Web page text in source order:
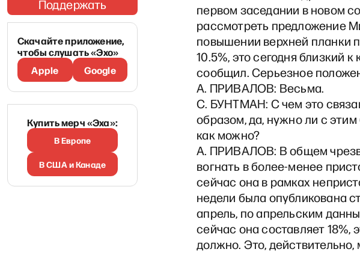
Поддержать
Скачайте приложение,
чтобы слушать «Эхо»
Apple
Google
Купить мерч «Эха»:
В Европе
В США и Канаде
первом заседании в новом
рассмотреть предложение
повышении верхней планки
10.5%, это сегодня близкий
сообщил. Серьезное
А. ПРИВАЛОВ: Весьма.
С. БУНТМАН: С чем это
образом, да, нужно ли с этим
как можно?
А. ПРИВАЛОВ: В общем
вогнать в более-менее
сейчас она в рамках
недели была опубликована
апрель, по апрельским
сейчас она составляет 18%,
должно. Это,